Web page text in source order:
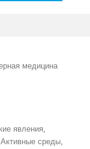
медицина
явления,
Активные среды,